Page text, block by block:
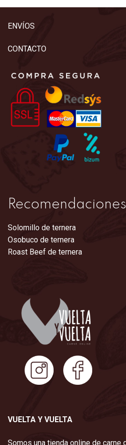
ENVÍOS
CONTACTO
Solomillo de ternera
Osobuco de ternera
Roast Beef de ternera
VUELTA Y VUELTA
Somos una tienda online de carne